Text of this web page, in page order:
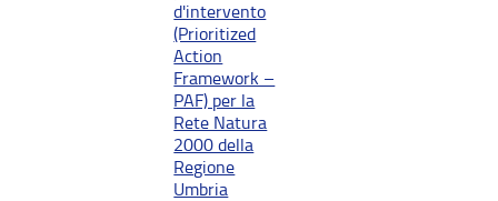
d'intervento
(Prioritized
Action
Framework –
PAF) per la
Rete Natura
2000 della
Regione
Umbria